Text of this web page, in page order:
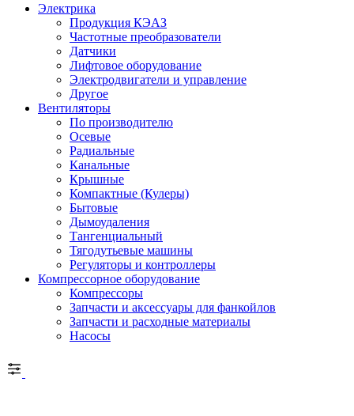
Электрика
Продукция КЭАЗ
Частотные преобразователи
Датчики
Лифтовое оборудование
Электродвигатели и управление
Другое
Вентиляторы
По производителю
Осевые
Радиальные
Канальные
Крышные
Компактные (Кулеры)
Бытовые
Дымоудаления
Тангенциальный
Тягодутьевые машины
Регуляторы и контроллеры
Компрессорное оборудование
Компрессоры
Запчасти и аксессуары для фанкойлов
Запчасти и расходные материалы
Насосы